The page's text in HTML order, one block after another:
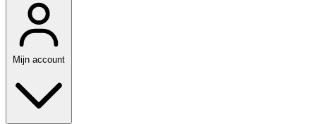
Mijn account